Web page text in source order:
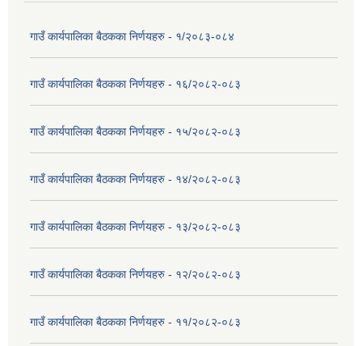
गाउँ कार्यपालिका बैठकका निर्णयहरु - १/२०८३-०८४
गाउँ कार्यपालिका बैठकका निर्णयहरु - १६/२०८२-०८३
गाउँ कार्यपालिका बैठकका निर्णयहरु - १५/२०८२-०८३
गाउँ कार्यपालिका बैठकका निर्णयहरु - १४/२०८२-०८३
गाउँ कार्यपालिका बैठकका निर्णयहरु - १३/२०८२-०८३
गाउँ कार्यपालिका बैठकका निर्णयहरु - १२/२०८२-०८३
गाउँ कार्यपालिका बैठकका निर्णयहरु - ११/२०८२-०८३